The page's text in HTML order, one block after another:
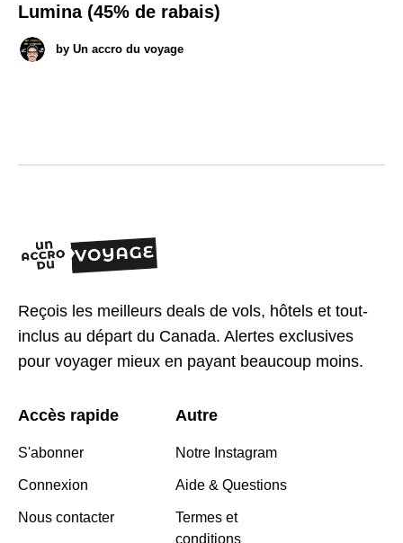
Lumina (45% de rabais)
by Un accro du voyage
Reçois les meilleurs deals de vols, hôtels et tout-
inclus au départ du Canada. Alertes exclusives
pour voyager mieux en payant beaucoup moins.
Accès rapide
S'abonner
Connexion
Nous contacter
Autre
Notre Instagram
Aide & Questions
Termes et
conditions